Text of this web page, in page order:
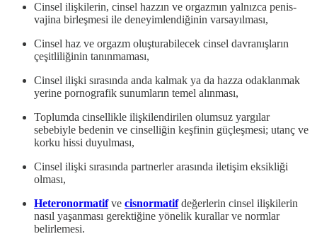
Cinsel ilişkilerin, cinsel hazzın ve orgazmın yalnızca penis-
vajina birleşmesi ile deneyimlendiğinin varsayılması,
Cinsel haz ve orgazm oluşturabilecek cinsel davranışların
çeşitliliğinin tanınmaması,
Cinsel ilişki sırasında anda kalmak ya da hazza odaklanmak
yerine pornografik sunumların temel alınması,
Toplumda cinsellikle ilişkilendirilen olumsuz yargılar
sebebiyle bedenin ve cinselliğin keşfinin güçleşmesi; utanç ve
korku hissi duyulması,
Cinsel ilişki sırasında partnerler arasında iletişim eksikliği
olması,
Heteronormatifve cisnormatifdeğerlerin cinsel ilişkilerin
nasıl yaşanması gerektiğine yönelik kurallar ve normlar
belirlemesi.